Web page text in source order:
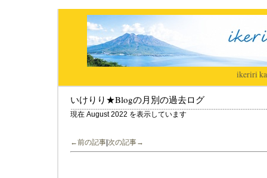
ikeriri|
いけりり★Blogの月別の過去ログ
現在 August 2022 を表示しています
←前の記事 次の記事→